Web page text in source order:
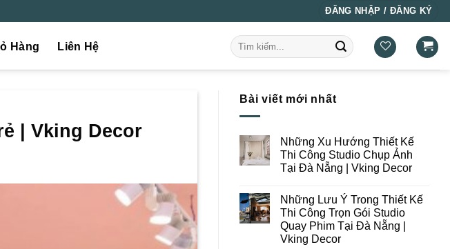
ĐĂNG NHẬP / ĐĂNG KÝ
Hàng Liên Hệ
Tìm
kiếm:
| Vking Decor
Bài viết mới nhất
Những Xu Hướng Thiết Kế
Thi Công Studio Chụp Ảnh
Tại Đà Nẵng | Vking Decor
bình
luận
ở
Những
Xu
Hướng
Những Lưu Ý Trong Thiết Kế
Thi Công Trọn Gói Studio
Quay Phim Tại Đà Nẵng |
Vking Decor